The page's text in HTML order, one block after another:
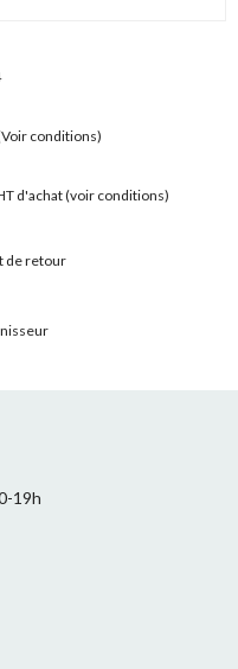
conditions)
d'achat(voir conditions)
de retour
19h